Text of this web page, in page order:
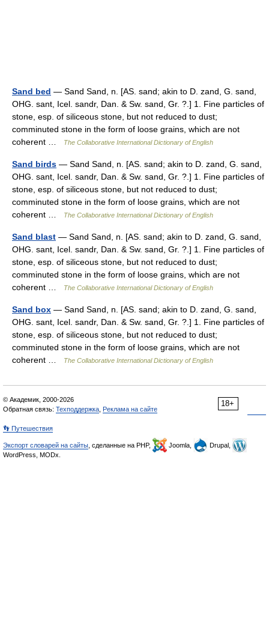
Sand bed — Sand Sand, n. [AS. sand; akin to D. zand, G. sand,
OHG. sant, Icel. sandr, Dan. & Sw. sand, Gr. ?.] 1. Fine particles of
stone, esp. of siliceous stone, but not reduced to dust;
comminuted stone in the form of loose grains, which are not
coherent …
The Collaborative International Dictionary of English
Sand birds — Sand Sand, n. [AS. sand; akin to D. zand, G. sand,
OHG. sant, Icel. sandr, Dan. & Sw. sand, Gr. ?.] 1. Fine particles of
stone, esp. of siliceous stone, but not reduced to dust;
comminuted stone in the form of loose grains, which are not
coherent …
The Collaborative International Dictionary of English
Sand blast — Sand Sand, n. [AS. sand; akin to D. zand, G. sand,
OHG. sant, Icel. sandr, Dan. & Sw. sand, Gr. ?.] 1. Fine particles of
stone, esp. of siliceous stone, but not reduced to dust;
comminuted stone in the form of loose grains, which are not
coherent …
The Collaborative International Dictionary of English
Sand box — Sand Sand, n. [AS. sand; akin to D. zand, G. sand,
OHG. sant, Icel. sandr, Dan. & Sw. sand, Gr. ?.] 1. Fine particles of
stone, esp. of siliceous stone, but not reduced to dust;
comminuted stone in the form of loose grains, which are not
coherent …
The Collaborative International Dictionary of English
18+
© Академик, 2000-2026
Обратная связь: Техподдержка Реклама на сайте
👣 Путешествия
Экспорт словарей на сайты , сделанные на PHP, Joomla,
Drupal,
WordPress, MODx.